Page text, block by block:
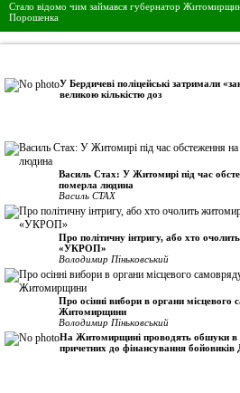
Стало відомо чим займався губернатор
Порошенка
У Бердичеві поліцейські затримали
великою кількістю доз
Василь Стах: У Житомирі під час
померла людина
Василь СТАХ
Про політичну інтригу, або хто
«УКРОП»
Володимир Піньковський
Про осінні вибори в органи місцевого
Житомирщини
Володимир Піньковський
На Житомирщині проводять обшуки в
причетних до фінансування